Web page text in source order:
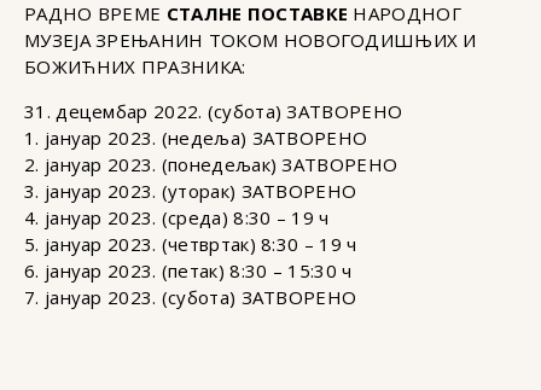
РАДНО ВРЕМЕ СТАЛНЕ ПОСТАВКЕ НАРОДНОГ
МУЗЕЈА ЗРЕЊАНИН ТОКОМ НОВОГОДИШЊИХ И
БОЖИЋНИХ ПРАЗНИКА:
31. децембар 2022. (субота) ЗАТВОРЕНО
1. јануар 2023. (недеља) ЗАТВОРЕНО
2. јануар 2023. (понедељак) ЗАТВОРЕНО
3. јануар 2023. (уторак) ЗАТВОРЕНО
4. јануар 2023. (среда) 8:30 – 19 ч
5. јануар 2023. (четвртак) 8:30 – 19 ч
6. јануар 2023. (петак) 8:30 – 15:30 ч
7. јануар 2023. (субота) ЗАТВОРЕНО